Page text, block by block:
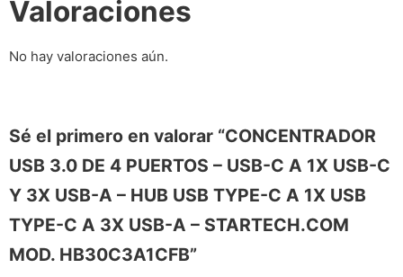
Valoraciones
No hay valoraciones aún.
Sé el primero en valorar “CONCENTRADOR
USB 3.0 DE 4 PUERTOS – USB-C A 1X USB-C
Y 3X USB-A – HUB USB TYPE-C A 1X USB
TYPE-C A 3X USB-A – STARTECH.COM
MOD. HB30C3A1CFB”